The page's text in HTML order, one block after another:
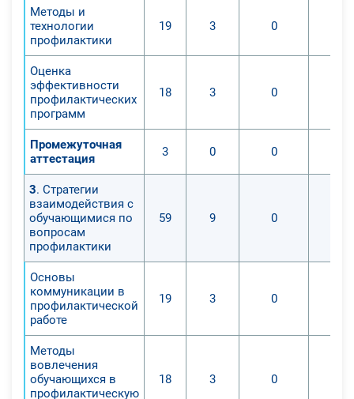
Методы и
технологии
профилактики
19 3 0
Оценка
эффективности
профилактических
программ
18 3 0
Промежуточная
аттестация
3 0 0
3. Стратегии
взаимодействия с
обучающимися по
вопросам
профилактики
59 9 0
Основы
коммуникации в
профилактической
работе
19 3 0
Методы
вовлечения
обучающихся в
профилактическую
18 3 0